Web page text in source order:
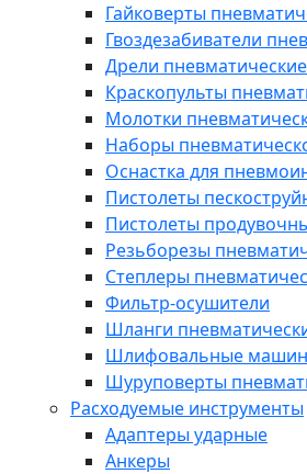
Гайковерты
Гвоздезабиватели
Дрели пневматические
Краскопульты
Молотки
Наборы
Оснастка для
Пистолеты
Пистолеты
Резьборезы
Степлеры
Фильтр-осушители
Шланги
Шлифовальные
Шуруповерты
Расходуемые инструменты
Адаптеры ударные
Анкеры